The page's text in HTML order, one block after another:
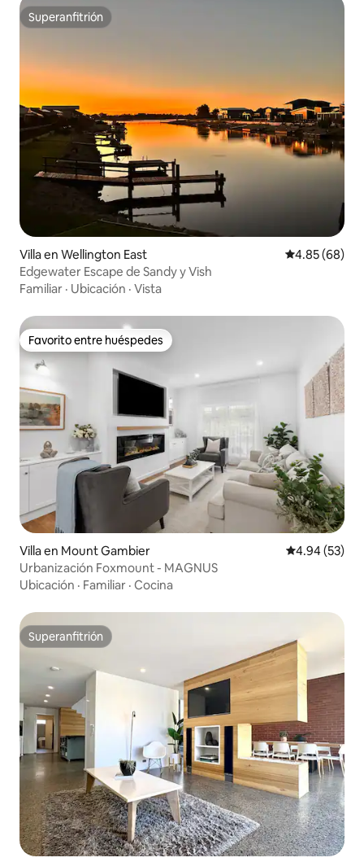
Superanfitrión
Superanfitrión
Villa en Wellington East Calificación
4.85 (68)
Edgewater Escape de Sandy y Vish
Familiar · Ubicación · Vista
Favorito entre huéspedes
Favorito entre huéspedes
Villa en Mount Gambier Calificación
4.94 (53)
Urbanización Foxmount - MAGNUS
Ubicación · Familiar · Cocina
Superanfitrión
Superanfitrión